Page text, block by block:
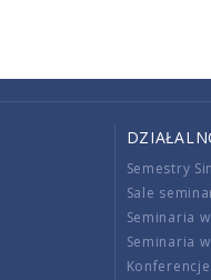
Semestry
Sale
Seminaria
Seminaria
Konferencje